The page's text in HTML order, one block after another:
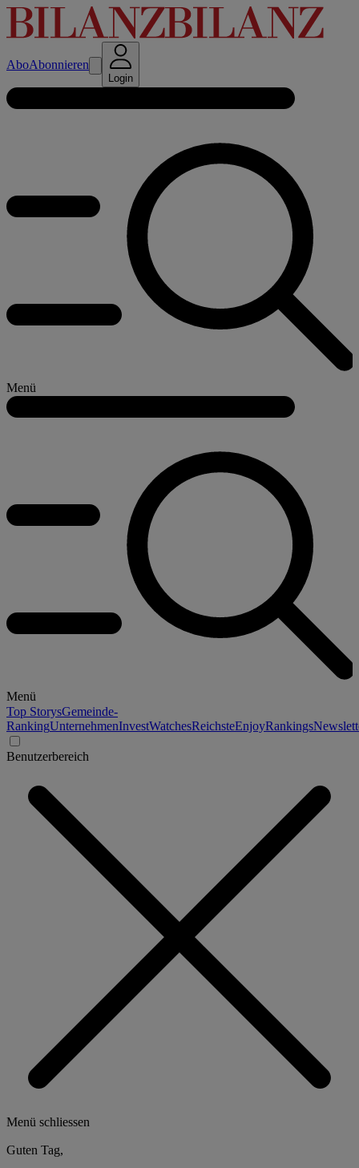
AboAbonnieren
Login
Menü
Menü
Top StorysGemeinde-
RankingUnternehmenInvestWatchesReichsteEnjoyRankings
Benutzerbereich
Menü schliessen
Guten Tag,